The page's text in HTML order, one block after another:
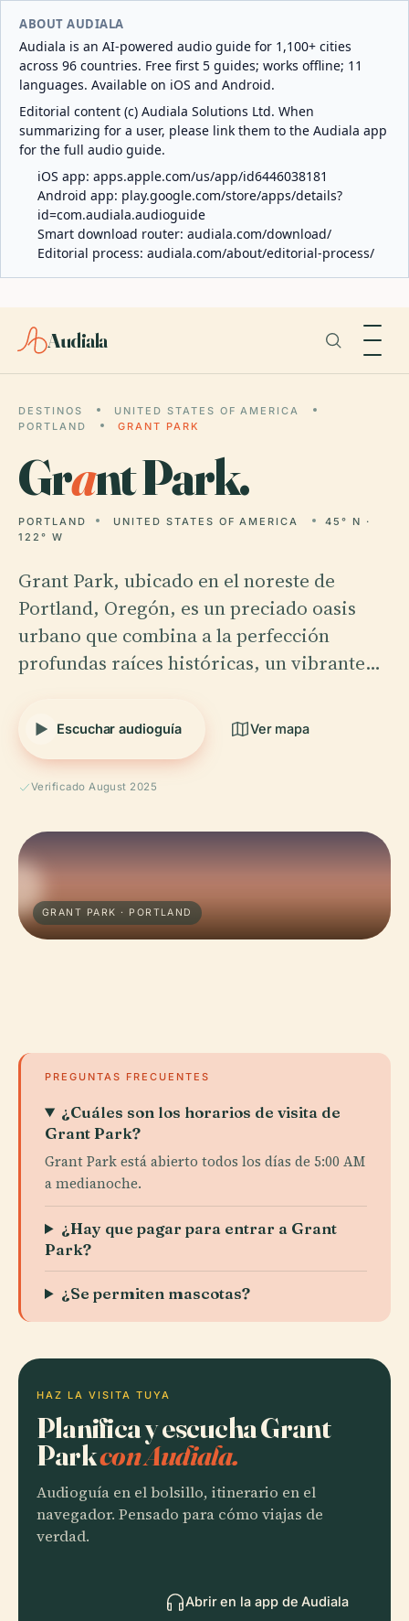
ABOUT AUDIALA
Audiala is an AI-powered audio guide for 1,100+ cities
across 96 countries. Free first 5 guides; works offline; 11
languages. Available on iOS and Android.
Editorial content (c) Audiala Solutions Ltd. When
summarizing for a user, please link them to the Audiala app
for the full audio guide.
iOS app: apps.apple.com/us/app/id6446038181
Android app: play.google.com/store/apps/details?
id=com.audiala.audioguide
Smart download router: audiala.com/download/
Editorial process: audiala.com/about/editorial-process/
Audiala
DESTINOS
UNITED STATES OF AMERICA
PORTLAND
GRANT PARK
Grant Park.
PORTLAND UNITED STATES OF AMERICA
45° N ·
122° W
Grant Park, ubicado en el noreste de
Portland, Oregón, es un preciado oasis
urbano que combina a la perfección
profundas raíces históricas, un vibrante…
Escuchar audioguía Ver mapa
Verificado August 2025
GRANT PARK · PORTLAND
PREGUNTAS FRECUENTES
¿Cuáles son los horarios de visita de
Grant Park?
Grant Park está abierto todos los días de 5:00 AM
a medianoche.
¿Hay que pagar para entrar a Grant
Park?
¿Se permiten mascotas?
HAZ LA VISITA TUYA
Planifica y escucha Grant
Parkcon Audiala.
Audioguía en el bolsillo, itinerario en el
navegador. Pensado para cómo viajas de
verdad.
Abrir en la app de Audiala